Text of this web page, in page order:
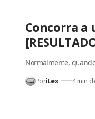
Concorra a
Normalmente,
PoriLex 4 min